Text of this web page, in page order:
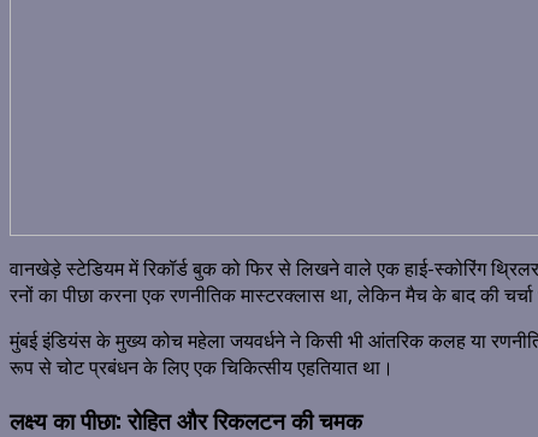
वानखेड़े स्टेडियम में रिकॉर्ड बुक को फिर से लिखने वाले एक हाई-स्कोरिंग
रनों का पीछा करना एक रणनीतिक मास्टरक्लास था, लेकिन मैच के बाद की
मुंबई इंडियंस के मुख्य कोच महेला जयवर्धने ने किसी भी आंतरिक कलह या
रूप से चोट प्रबंधन के लिए एक चिकित्सीय एहतियात था।
लक्ष्य का पीछा: रोहित और रिकलटन की चमक